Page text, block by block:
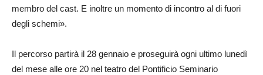
membro del cast. E inoltre un momento di incontro al di fuori
degli schemi».
Il percorso partirà il 28 gennaio e proseguirà ogni ultimo lunedì
del mese alle ore 20 nel teatro del Pontificio Seminario